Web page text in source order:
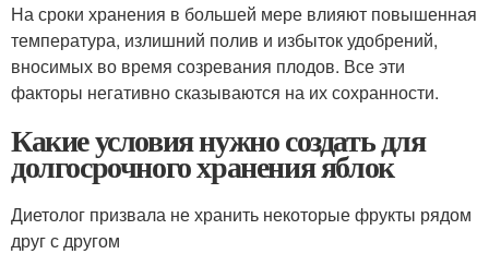
На сроки хранения в большей мере влияют повышенная
температура, излишний полив и избыток удобрений,
вносимых во время созревания плодов. Все эти
факторы негативно сказываются на их сохранности.
Какие условия нужно создать для
долгосрочного хранения яблок
Диетолог призвала не хранить некоторые фрукты рядом
друг с другом